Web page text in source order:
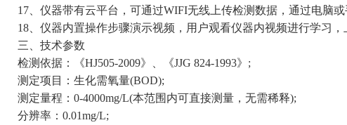
17、仪器带有云平台，可通过WIFI无线上传检测数据，通过电脑或
18、仪器内置操作步骤演示视频，用户观看仪器内视频进行学习，
三、技术参数
检测依据：《HJ505-2009》、《JJG 824-1993》;
测定项目：生化需氧量(BOD);
测定量程：0-4000mg/L(本范围内可直接测量，无需稀释);
分辨率：0.01mg/L;